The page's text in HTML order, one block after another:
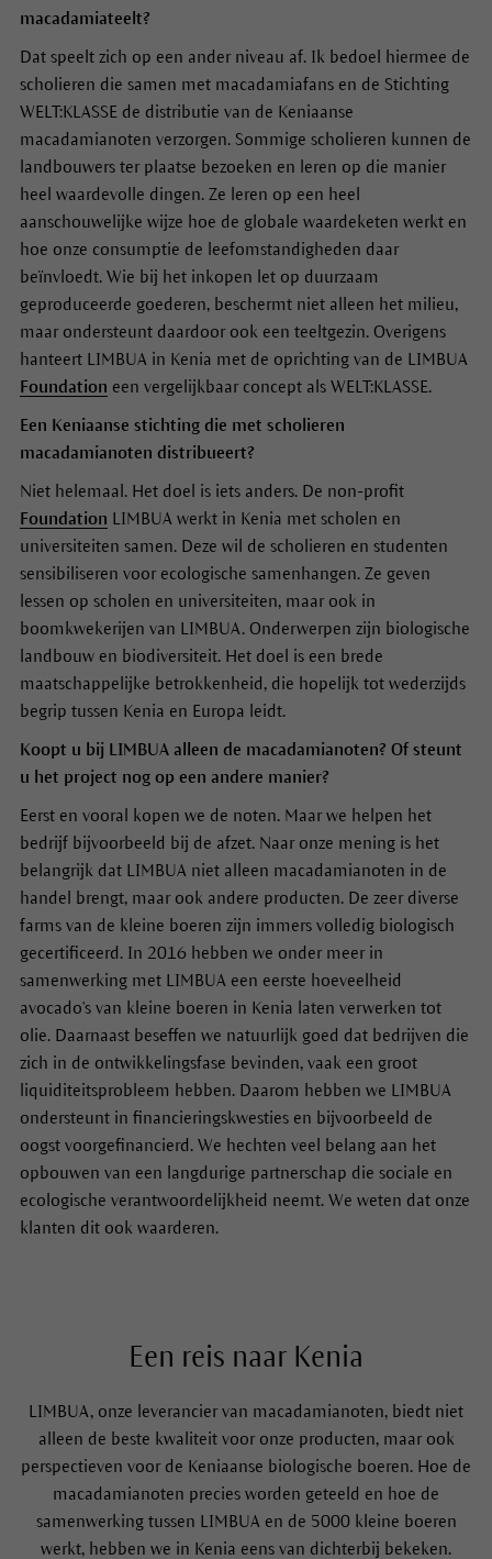
macadamiateelt?
Dat speelt zich op een ander niveau af. Ik bedoel hiermee de
scholieren die samen met macadamiafans en de Stichting
WELT:KLASSE de distributie van de Keniaanse
macadamianoten verzorgen. Sommige scholieren kunnen de
landbouwers ter plaatse bezoeken en leren op die manier
heel waardevolle dingen. Ze leren op een heel
aanschouwelijke wijze hoe de globale waardeketen werkt en
hoe onze consumptie de leefomstandigheden daar
beïnvloedt. Wie bij het inkopen let op duurzaam
geproduceerde goederen, beschermt niet alleen het milieu,
maar ondersteunt daardoor ook een teeltgezin. Overigens
hanteert LIMBUA in Kenia met de oprichting van de LIMBUA
Foundation een vergelijkbaar concept als WELT:KLASSE.
Een Keniaanse stichting die met scholieren
macadamianoten distribueert?
Niet helemaal. Het doel is iets anders. De non-profit
Foundation LIMBUA werkt in Kenia met scholen en
universiteiten samen. Deze wil de scholieren en studenten
sensibiliseren voor ecologische samenhangen. Ze geven
lessen op scholen en universiteiten, maar ook in
boomkwekerijen van LIMBUA. Onderwerpen zijn biologische
landbouw en biodiversiteit. Het doel is een brede
maatschappelijke betrokkenheid, die hopelijk tot wederzijds
begrip tussen Kenia en Europa leidt.
Koopt u bij LIMBUA alleen de macadamianoten? Of steunt
u het project nog op een andere manier?
Eerst en vooral kopen we de noten. Maar we helpen het
bedrijf bijvoorbeeld bij de afzet. Naar onze mening is het
belangrijk dat LIMBUA niet alleen macadamianoten in de
handel brengt, maar ook andere producten. De zeer diverse
farms van de kleine boeren zijn immers volledig biologisch
gecertificeerd. In 2016 hebben we onder meer in
samenwerking met LIMBUA een eerste hoeveelheid
avocado's van kleine boeren in Kenia laten verwerken tot
olie. Daarnaast beseffen we natuurlijk goed dat bedrijven die
zich in de ontwikkelingsfase bevinden, vaak een groot
liquiditeitsprobleem hebben. Daarom hebben we LIMBUA
ondersteunt in financieringskwesties en bijvoorbeeld de
oogst voorgefinancierd. We hechten veel belang aan het
opbouwen van een langdurige partnerschap die sociale en
ecologische verantwoordelijkheid neemt. We weten dat onze
klanten dit ook waarderen.
Een reis naar Kenia
LIMBUA, onze leverancier van macadamianoten, biedt niet
alleen de beste kwaliteit voor onze producten, maar ook
perspectieven voor de Keniaanse biologische boeren. Hoe de
macadamianoten precies worden geteeld en hoe de
samenwerking tussen LIMBUA en de 5000 kleine boeren
werkt, hebben we in Kenia eens van dichterbij bekeken.